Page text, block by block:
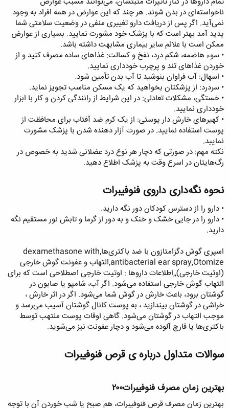
ناخواسته‌ای در بدن شوند. هر چند که این عوارض در همه افراد به وجود
نمی‌آید. اگر پس از دریافت دارو تغییری منفی در وضعیت سلامتی شما
پدید آمد بهتر است که با پزشک خود مشورت نمایید. بسیاری از عوارض
ممکن است با علائم سایر بیماری مشابهت داشته باشد.
• سوء هاضمه، شکم درد، نفخ و کسالت: غذاهای ساده مصرف کنید و از
خوردن غذاهای تند و پرچرب خودداری نمایید.
• اسهال: آب فراوان بنوشید تا آب بدن تأمین شود.
• سردرد: از پزشکتان بخواهید که یک مسکن مناسب تجویز نماید.
• خستگی، مشکلات تعادلی: در این شرایط از رانندگی کردن و کار با ابزار
خودداری نمایید.
• کهیرهای خارش دار پوستی: از یک کرم ضد آفتاب برای محافظت از
پوست استفاده نمایید. در صورت آزار دهنده شدن با پزشک مشورت
نمایید.
نکته مهم: در صورتی که دچار هر نوع درد عضلانی شدید به خصوص در
رگ‌هایتان در اسرع وقت به پزشک اطلاع دهید.
نحوه نگه‌داری داروی فنوفیبرات
• دارو را از دسترس کودکان دور نگه دارید.
• دارو را در جایی خشک و خنک و به دور از گرما و تابش نور مستقیم نگه
دارید.
اسپری گوش دگزامتازون با ضد باکتری‌ها,dexamethasone with
antibacterial ear spray,Otomize,التهاب و عفونت گوش خارجی
(اوتیت خارجی),,اطلاعات داروها : اوتیت خارجی اصطلاحی است که برای
التهاب گوش خارجی استفاده می‌شود. اگر آب، شامپو یا صابون در
گوشتان برود، باعث خارش در گوش شما می‌شود. اگر در اثر خارش ،
خراشی در گوشتان بیندازید ، به پوست کانال گوشتان آسیب می‌رسد و
موجب التهاب در گوشتان می‌شود. گاهی اوقات پوست ملتهب توسط
باکتری‌ها یا قارچ آلوده می‌شود و دچار عفونت نیز می‌‌شوید.
سوالات متداول درباره ی قرص فنوفیبرات​
بهترین زمان مصرف فنوفیبرات۲۰۰​
بهترین زمان مصرف قرص فنوفیبرات، هم صبح یا شب خوردن آن با توجه